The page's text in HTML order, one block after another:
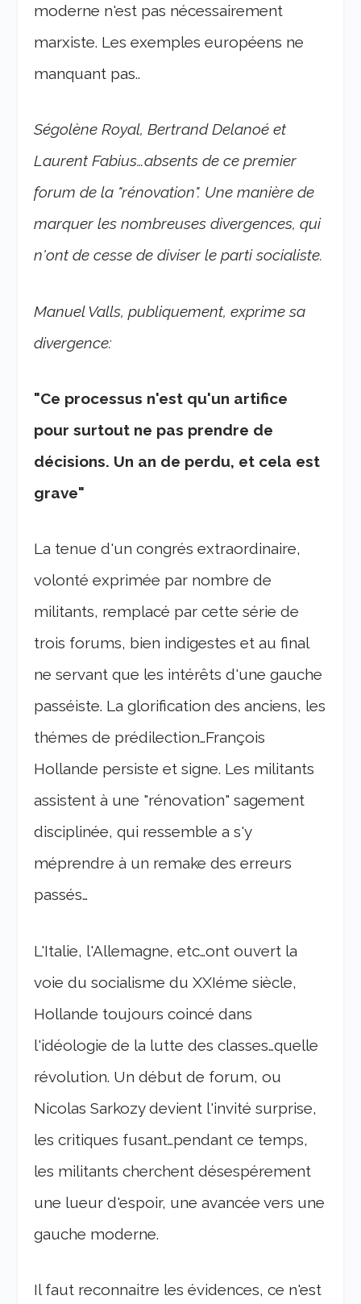
moderne n'est pas nécessairement
marxiste. Les exemples européens ne
manquant pas..
Ségolène Royal, Bertrand Delanoé et
Laurent Fabius…absents de ce premier
forum de la "rénovation". Une manière de
marquer les nombreuses divergences, qui
n'ont de cesse de diviser le parti socialiste.
Manuel Valls, publiquement, exprime sa
divergence:
"Ce processus n'est qu'un artifice
pour surtout ne pas prendre de
décisions. Un an de perdu, et cela est
grave"
La tenue d'un congrés extraordinaire,
volonté exprimée par nombre de
militants, remplacé par cette série de
trois forums, bien indigestes et au final
ne servant que les intérêts d'une gauche
passéiste. La glorification des anciens, les
thémes de prédilection…François
Hollande persiste et signe. Les militants
assistent à une "rénovation" sagement
disciplinée, qui ressemble a s'y
méprendre à un remake des erreurs
passés…
L'Italie, l'Allemagne, etc…ont ouvert la
voie du socialisme du XXIéme siècle,
Hollande toujours coincé dans
l'idéologie de la lutte des classes…quelle
révolution. Un début de forum, ou
Nicolas Sarkozy devient l'invité surprise,
les critiques fusant…pendant ce temps,
les militants cherchent désespérement
une lueur d'espoir, une avancée vers une
gauche moderne.
Il faut reconnaitre les évidences, ce n'est